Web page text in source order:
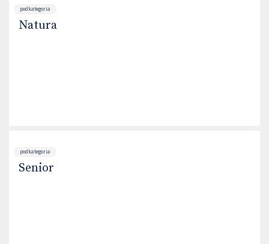
podkategoria
Natura
podkategoria
Senior